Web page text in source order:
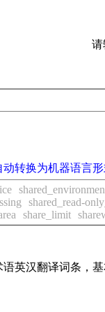
请
转换为机器语言形
shared_read-
share_limit
英汉翻译词条，